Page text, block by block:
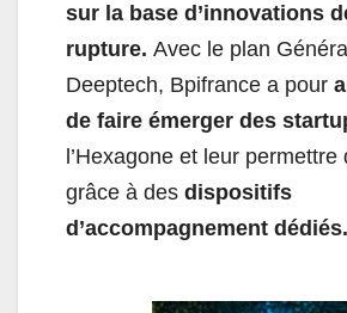
sur la base d’innovations
rupture. Avec le plan
Deeptech, Bpifrance a pour
de faire émerger des
l’Hexagone et leur
grâce à des dispositifs
d’accompagnement dédiés.